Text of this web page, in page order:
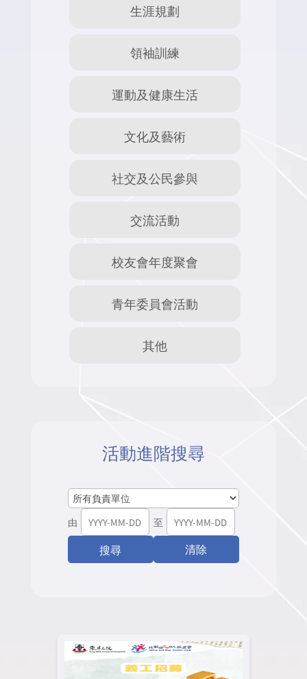
生涯規劃
領袖訓練
運動及健康生活
文化及藝術
社交及公民參與
交流活動
校友會年度聚會
青年委員會活動
其他
活動進階搜尋
由 至
搜尋 清除